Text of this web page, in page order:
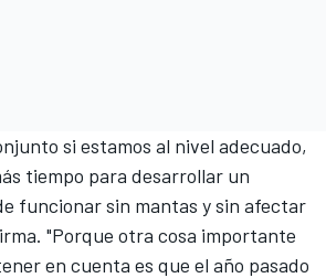
si estamos al nivel adecuado,
tiempo para desarrollar un
funcionar sin mantas y sin afectar
"Porque otra cosa importante
en cuenta es que el año pasado